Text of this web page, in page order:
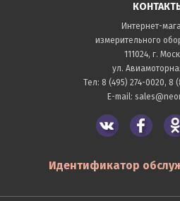
Интернет-
измерительного
111024, г.
ул.
Тел: 8 (495) 274-0020, 8
E-mail:
Идентификатор